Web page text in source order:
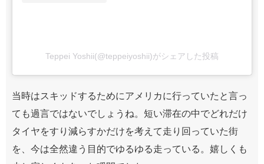
Teppei Yoshii(@teppeiyoshii)がシェアした投稿
当時はスキッドするためにアメリカに行っていたと言っ
ても過言ではないでしょうね。短い滞在の中でどれだけ
タイヤをすり減らすかだけを考えて走り回っていた街
を、今は全然違う目的でゆるゆる走っている。嬉しくも